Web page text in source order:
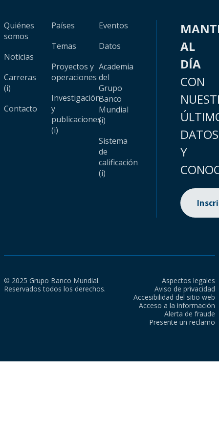
Quiénes
somos
Noticias
Carreras
(i)
Contacto
Países
Temas
Proyectos y
operaciones
Investigación
y
publicaciones
(i)
Eventos
Datos
Academia
del
Grupo
Banco
Mundial
(i)
Sistema
de
calificación
(i)
AL
DÍA
CON
DATOS
Y
© 2025 Grupo Banco Mundial.
Reservados todos los derechos.
Aspectos legales
Aviso de privacidad
Accesibilidad del sitio web
Acceso a la información
Alerta de fraude
Presente un reclamo